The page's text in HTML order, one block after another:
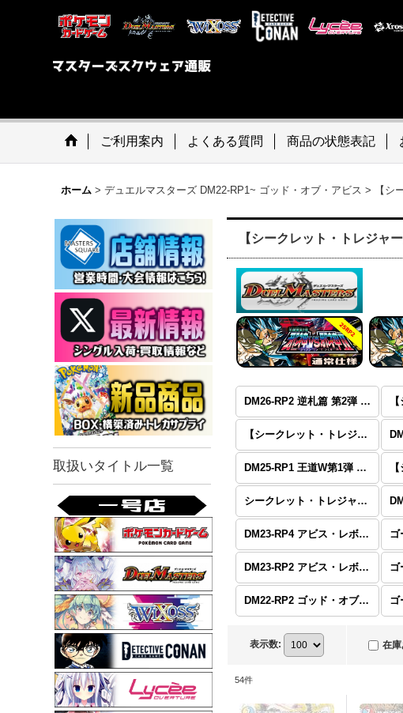
ご利用案内 よくある質問 商品の状態表記
ホーム > デュエルマスターズ DM22-RP1~ ゴッド・オブ・アビス > 【
取扱いタイトル一覧
【シークレット・トレジャ
DM26-RP2 逆札篇 第2弾 燃えろ禁断！逆転のドギラゴン革命!!
【シークレット・トレジャー】DM25-RP4 王道W 第4弾 終淵 〜LOVE＆ABYSS〜
DM25-RP1 王道W第1弾 邪神vs邪神 〜ソウル・オブ・ジ・アビス〜
シークレット・トレジャー DM24-RP3 王道篇第3弾 「ゴールド・オブ・ハイパーエンジェル」
DM23-RP4 アビス・レボリューション 第4弾 「竜皇神爆輝」
DM23-RP2 アビス・レボリューション 第2弾 「忍邪乱武」
DM22-RP2 ゴッド・オブ・アビス 第2弾「轟炎の竜皇」
表示数: 在庫
54件